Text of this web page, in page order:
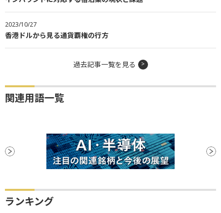
2023/10/27
香港ドルから見る通貨覇権の行方
過去記事一覧を見る
関連用語一覧
ランキング